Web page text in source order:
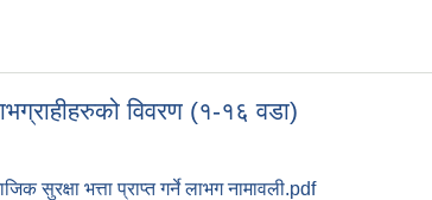
विवरण (१-१६ वडा)
सुरक्षा भत्ता प्राप्त गर्ने लाभग नामावली.pdf